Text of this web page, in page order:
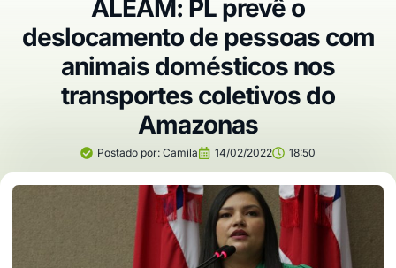
ALEAM: PL prevê o
deslocamento de pessoas com
animais domésticos nos
transportes coletivos do
Amazonas
Postado por: Camila 14/02/2022 18:50